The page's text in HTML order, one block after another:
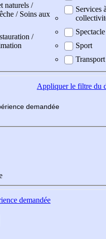
naturels /
/ Soins aux
/
Services
Spectacle
Sport
Appliquerle filtre du
demandée
demandée